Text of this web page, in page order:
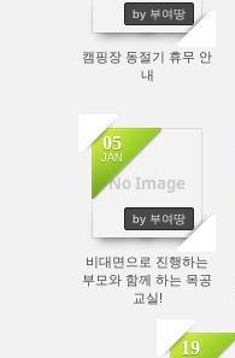
by 부여땅
캠핑장 동절기 휴무 안
내
No Image
05
JAN
by 부여땅
687
비대면으로 진행하는
부모와 함께 하는 목공
교실!
19